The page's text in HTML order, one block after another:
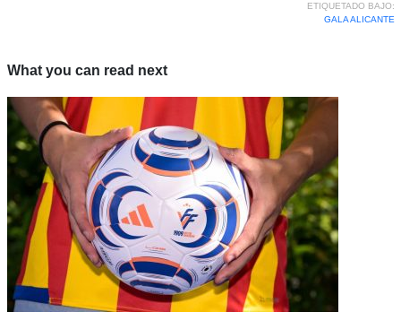
ETIQUETADO BAJO:
GALA ALICANTE
What you can read next